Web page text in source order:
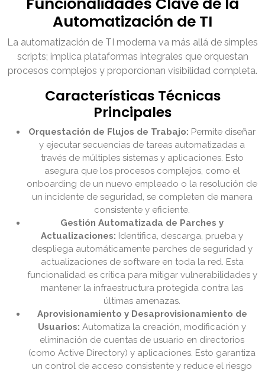
Automatización de TI
La automatización de TI moderna va más allá de simples
scripts; implica plataformas integrales que orquestan
procesos complejos y proporcionan visibilidad completa.
Características Técnicas
Principales
Orquestación de Flujos de Trabajo: Permite diseñar
y ejecutar secuencias de tareas automatizadas a
través de múltiples sistemas y aplicaciones. Esto
asegura que los procesos complejos, como el
onboarding de un nuevo empleado o la resolución de
un incidente de seguridad, se completen de manera
consistente y eficiente.
Gestión Automatizada de Parches y
Actualizaciones: Identifica, descarga, prueba y
despliega automáticamente parches de seguridad y
actualizaciones de software en toda la red. Esta
funcionalidad es crítica para mitigar vulnerabilidades y
mantener la infraestructura protegida contra las
últimas amenazas.
Aprovisionamiento y Desaprovisionamiento de
Usuarios: Automatiza la creación, modificación y
eliminación de cuentas de usuario en directorios
(como Active Directory) y aplicaciones. Esto garantiza
un control de acceso consistente y reduce el riesgo